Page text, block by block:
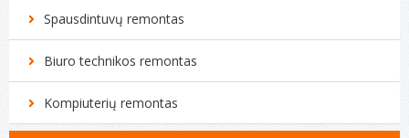
Spausdintuvų remontas
Biuro technikos remontas
Kompiuterių remontas